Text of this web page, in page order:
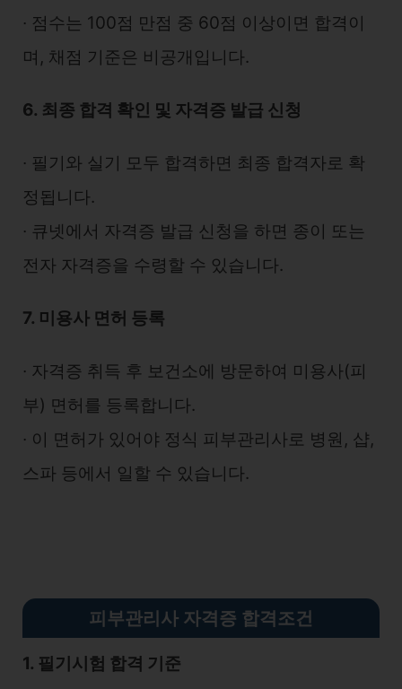
∙ 점수는 100점 만점 중 60점 이상이면 합격이
며, 채점 기준은 비공개입니다.
6. 최종 합격 확인 및 자격증 발급 신청
∙ 필기와 실기 모두 합격하면 최종 합격자로 확
정됩니다.
∙ 큐넷에서 자격증 발급 신청을 하면 종이 또는
전자 자격증을 수령할 수 있습니다.
7. 미용사 면허 등록
∙ 자격증 취득 후 보건소에 방문하여 미용사(피
부) 면허를 등록합니다.
∙ 이 면허가 있어야 정식 피부관리사로 병원, 샵,
스파 등에서 일할 수 있습니다.
피부관리사 자격증 합격조건
1. 필기시험 합격 기준